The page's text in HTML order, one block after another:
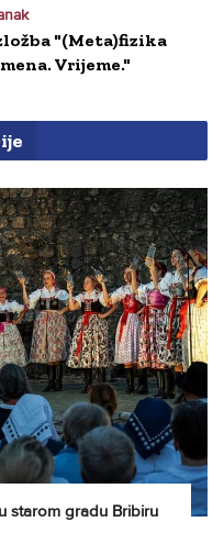
"(Meta)fizika
Vrijeme."
starom gradu Bribiru